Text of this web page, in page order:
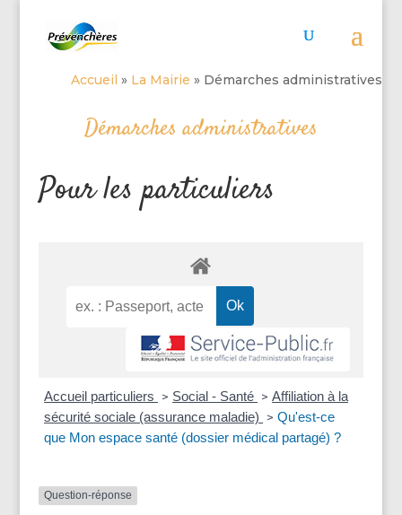
Accueil » La Mairie » Démarches administratives
Démarches administratives
Pour les particuliers
Accueil particuliers > Social - Santé > Affiliation à la
sécurité sociale (assurance maladie)
> Qu'est-ce
que Mon espace santé (dossier médical partagé) ?
Question-réponse